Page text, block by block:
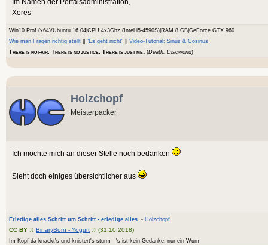
Xeres
Win10 Prof.(x64)/Ubuntu 16.04|CPU 4x3Ghz (Intel i5-4590S)|RAM 8 GB|GeForce GTX 960
Wie man Fragen richtig stellt
"Es geht nicht"
Video-Tutorial: Sinus & Cosinus
THERE IS NO FAIR . THERE IS NO JUSTICE . THERE IS JUST ME. (Death, Discworld)
Holzchopf
Meisterpacker
Ich möchte mich an dieser Stelle noch bedanken
Sieht doch einiges übersichtlicher aus
Erledige alles Schritt um Schritt - erledige alles. - Holzchopf
CC BY ♫ BinaryBorn - Yogurt ♫ (31.10.2018)
Im Kopf da knackt's und knistert's sturm - 's ist kein Gedanke, nur ein Wurm